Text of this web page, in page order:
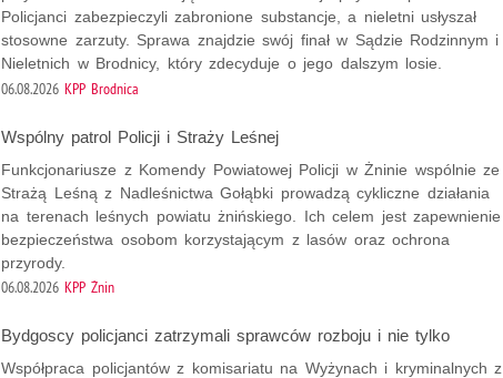
Policjanci zabezpieczyli zabronione substancje, a nieletni usłyszał
stosowne zarzuty. Sprawa znajdzie swój finał w Sądzie Rodzinnym i
Nieletnich w Brodnicy, który zdecyduje o jego dalszym losie.
06.08.2026 KPP Brodnica
Wspólny patrol Policji i Straży Leśnej
Funkcjonariusze z Komendy Powiatowej Policji w Żninie wspólnie ze
Strażą Leśną z Nadleśnictwa Gołąbki prowadzą cykliczne działania
na terenach leśnych powiatu żnińskiego. Ich celem jest zapewnienie
bezpieczeństwa osobom korzystającym z lasów oraz ochrona
przyrody.
06.08.2026 KPP Żnin
Bydgoscy policjanci zatrzymali sprawców rozboju i nie tylko
Współpraca policjantów z komisariatu na Wyżynach i kryminalnych z